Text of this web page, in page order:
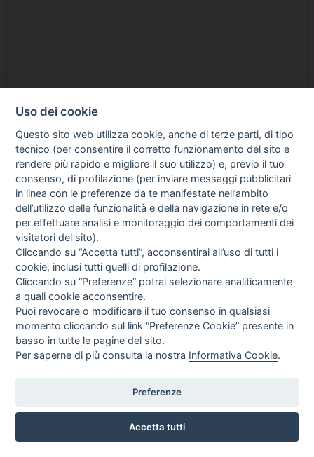
BILANCIA IMPEDENZIOMETRICA A 4 RILEVATORI OMRON
BF-214
OMRON Healthcare
EUR50,43
Uso dei cookie
Questo sito web utilizza cookie, anche di terze parti, di tipo
tecnico (per consentire il corretto funzionamento del sito e
rendere più rapido e migliore il suo utilizzo) e, previo il tuo
consenso, di profilazione (per inviare messaggi pubblicitari
in linea con le preferenze da te manifestate nell’ambito
dell’utilizzo delle funzionalità e della navigazione in rete e/o
per effettuare analisi e monitoraggio dei comportamenti dei
visitatori del sito).
Cliccando su “Accetta tutti”, acconsentirai all’uso di tutti i
cookie, inclusi tutti quelli di profilazione.
Cliccando su “Preferenze” potrai selezionare analiticamente
a quali cookie acconsentire.
Puoi revocare o modificare il tuo consenso in qualsiasi
momento cliccando sul link “Preferenze Cookie” presente in
basso in tutte le pagine del sito.
Per saperne di più consulta la nostra Informativa Cookie.
Preferenze
Accetta tutti